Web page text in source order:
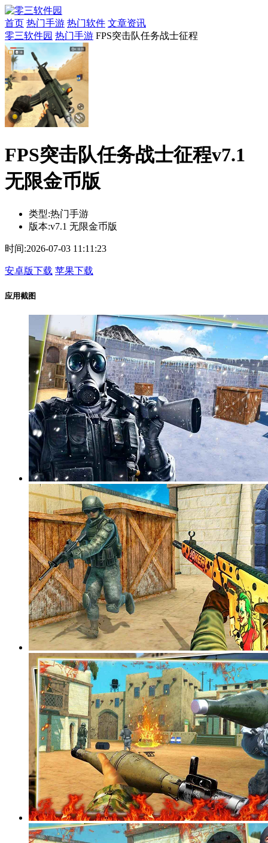
首页 热门手游 热门软件 文章资讯
零三软件园 热门手游 FPS突击队任务战士征程
FPS突击队任务战士征程v7.1
无限金币版
类型:热门手游
版本:v7.1 无限金币版
时间:2026-07-03 11:11:23
安卓版下载 苹果下载
应用截图